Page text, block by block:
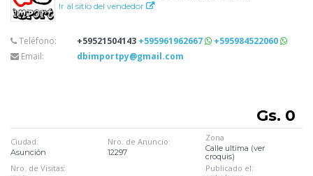
Ir al sitio del vendedor
Teléfono: +59521504143 +595961962667
+595984522060
Email:
dbimportpy@gmail.com
Gs. 0
Ciudad:
Asunción
Nro. de Anuncio:
12297
Zona
Calle ultima (ver
croquis)
Nro. de Visitas: Publicado el: